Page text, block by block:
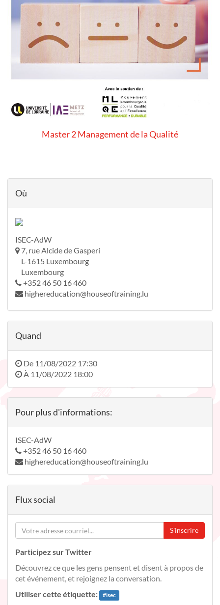
Master 2 Management de la Qualité
Où
ISEC-AdW
7, rue Alcide de Gasperi
L-1615 Luxembourg
Luxembourg
+352 46 50 16 460
highereducation@houseoftraining.lu
Quand
De 11/08/2022 17:30
À 11/08/2022 18:00
Pour plus d'informations:
ISEC-AdW
+352 46 50 16 460
highereducation@houseoftraining.lu
Flux social
S'inscrire
Participez sur Twitter
Découvrez ce que les gens pensent et disent à propos de
cet événement, et rejoignez la conversation.
Utiliser cette étiquette:
#isec